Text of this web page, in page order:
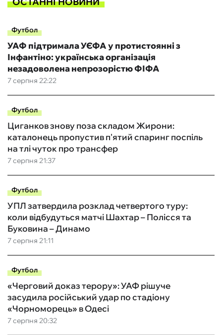
Футбол
7 серпня 22:22
УАФ підтримала УЄФА у протистоянні з
Інфантіно: українська організація
незадоволена непрозорістю ФІФА
Футбол
7 серпня 21:37
Циганков знову поза складом Жирони:
каталонець пропустив п'ятий спаринг поспіль
на тлі чуток про трансфер
Футбол
7 серпня 21:11
УПЛ затвердила розклад четвертого туру:
коли відбудуться матчі Шахтар – Полісся та
Буковина – Динамо
Футбол
7 серпня 20:32
«Черговий доказ терору»: УАФ рішуче
засудила російський удар по стадіону
«Чорноморець» в Одесі